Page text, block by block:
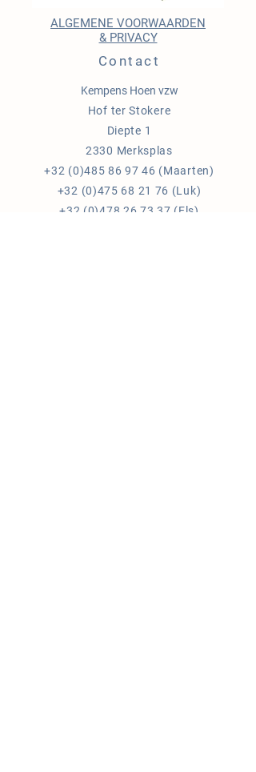
ALGEMENE VOORWAARDEN
& PRIVACY
Contact
Kempens Hoen vzw
Hof ter Stokere
Diepte 1
2330 Merksplas
+32 (0)485 86 97 46 (Maarten)
+32 (0)475 68 21 76 (Luk)
+32 (0)478 26 73 37 (Els)